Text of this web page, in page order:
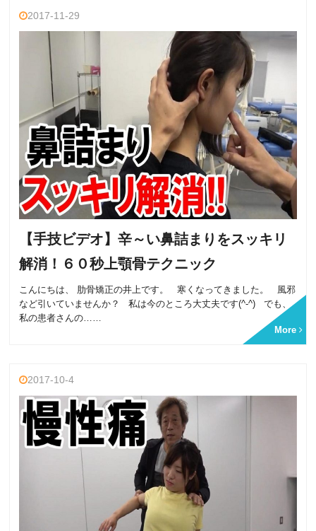
2017-11-29
【手技ビデオ】辛～い鼻詰まりをスッキリ
解消！６０秒上顎骨テクニック
こんにちは、 肋骨矯正の井上です。 寒くなってきました。 風邪
など引いていませんか？ 私は今のところ大丈夫です(^-^) でも、
私の患者さんの……
More
2017-10-4